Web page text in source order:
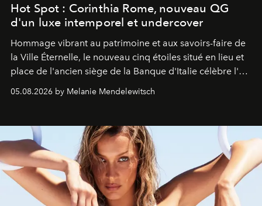
Hot Spot : Corinthia Rome, nouveau QG
d'un luxe intemporel et undercover
Hommage vibrant au patrimoine et aux savoirs-faire de
la Ville Éternelle, le nouveau cinq étoiles situé en lieu et
place de l'ancien siège de la Banque d'Italie célèbre l'art
de vivre Romain dans toute son élégance intemporelle.
05.08.2026 by Melanie Mendelewitsch